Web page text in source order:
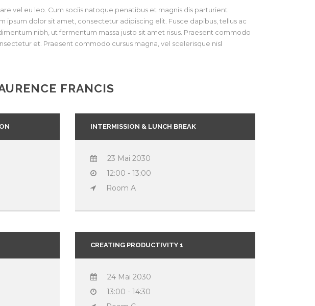
vel eu leo. Cum sociis natoque penatibus et magnis dis parturient
ipsum dolor sit amet, consectetur adipiscing elit. Fusce dapibus, tellus ac
nibh, ut fermentum massa justo sit amet risus. Praesent commodo
et. Praesent commodo cursus magna, vel scelerisque nisl
FRANCIS
INTERMISSION & LUNCH BREAK
23 Mai 2030
12:00 - 13:00
Room A
CREATING PRODUCTIVITY 1
24 Mai 2030
13:00 - 14:30